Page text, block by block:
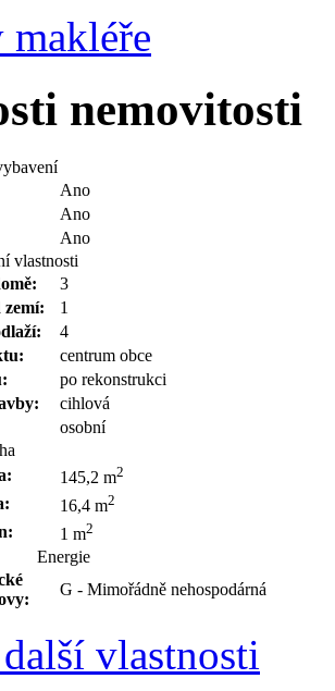
nemovitosti
Ano
Ano
Ano
vlastnosti
3
zemí:
1
4
centrum obce
po rekonstrukci
cihlová
osobní
145,2 m2
16,4 m2
1 m2
Energie
G - Mimořádně nehospodárná
vlastnosti